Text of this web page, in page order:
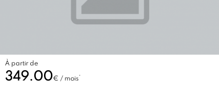
À partir de
349.00€ / mois*